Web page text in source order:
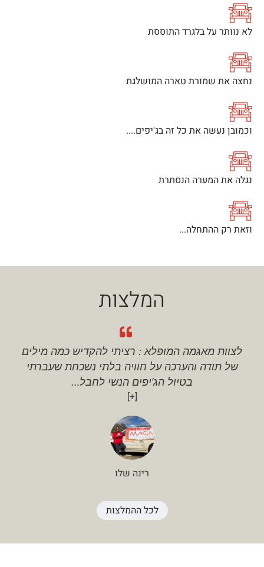
לא נוותר על בלגרד התוססת
נחצה את שמורת טארה המושלגת
וכמובן נעשה את כל זה בג'יפים....
נגלה את המערה הנסתרת
וזאת רק ההתחלה...
המלצות
לצוות מאגמה המופלא : רציתי להקדיש כמה מילים
של תודה והערכה על חוויה בלתי נשכחת שעברתי
בטיול הג’יפים הנשי לחבל…
[+]
רינה שלו
לכל ההמלצות